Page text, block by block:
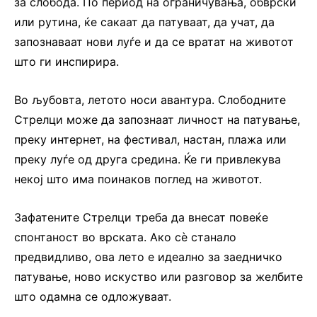
или рутина, ќе сакаат да патуваат, да учат, да
запознаваат нови луѓе и да се вратат на животот
што ги инспирира.
Во љубовта, летото носи авантура. Слободните
Стрелци може да запознаат личност на патување,
преку интернет, на фестивал, настан, плажа или
преку луѓе од друга средина. Ќе ги привлекува
некој што има поинаков поглед на животот.
Зафатените Стрелци треба да внесат повеќе
спонтаност во врската. Ако сè станало
предвидливо, ова лето е идеално за заедничко
патување, ново искуство или разговор за желбите
што одамна се одложуваат.